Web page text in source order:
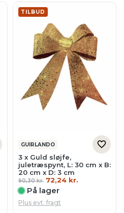
TILBUD
GUIRLANDO
3 x Guld sløjfe,
juletræspynt, L: 30 cm x B:
20 cm x D: 3 cm
90,30kr. Den
pris
var:
90,30 kr..
72,24 kr.
På lager
Plus evt. fragt